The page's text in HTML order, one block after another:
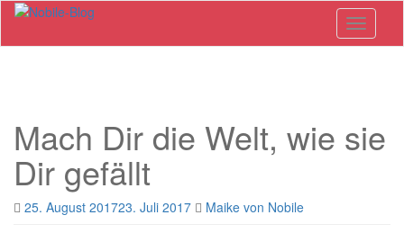
Skip
main
Toggle
Mach Dir die Welt, wie sie
Dir gefällt
25. August 201723. Juli 2017 Maike von Nobile